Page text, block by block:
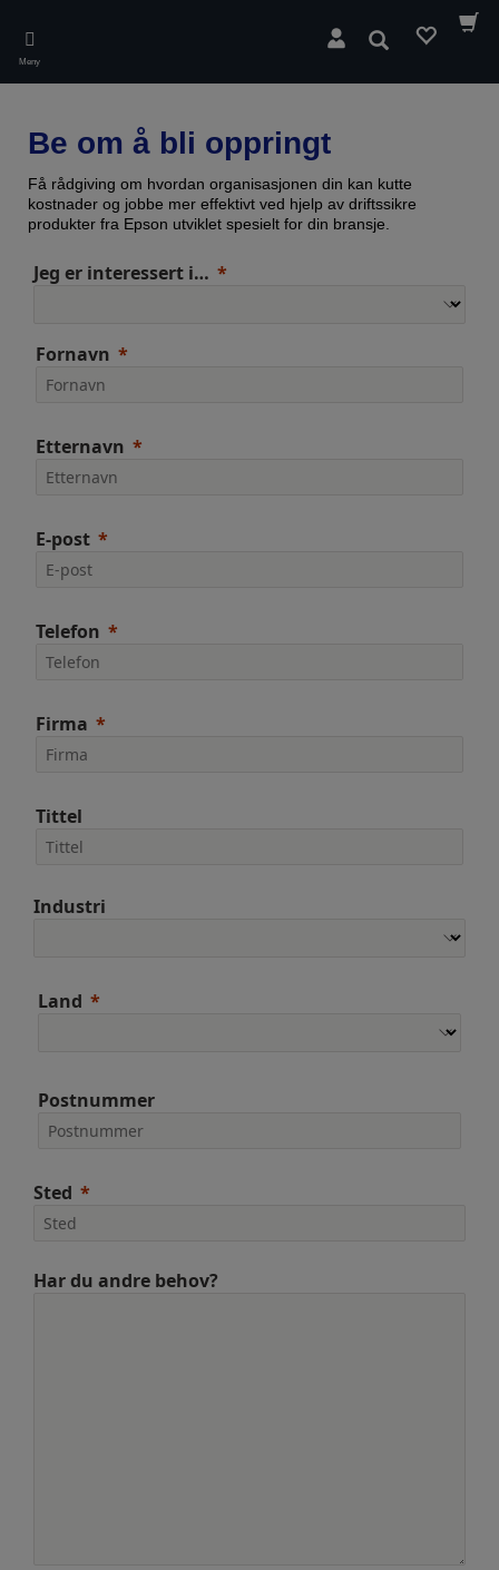
main
content
Meny
Søk
Be om å bli oppringt
Få rådgiving om hvordan organisasjonen din kan kutte
kostnader og jobbe mer effektivt ved hjelp av driftssikre
produkter fra Epson utviklet spesielt for din bransje.
Jeg er interessert i…
Fornavn
Etternavn
E-post
Telefon
Firma
Tittel
Industri
Land
Postnummer
Sted
Har du andre behov?